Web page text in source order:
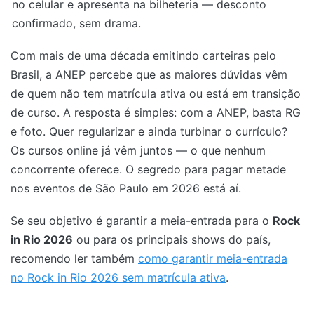
no celular e apresenta na bilheteria — desconto
confirmado, sem drama.
Com mais de uma década emitindo carteiras pelo
Brasil, a ANEP percebe que as maiores dúvidas vêm
de quem não tem matrícula ativa ou está em transição
de curso. A resposta é simples: com a ANEP, basta RG
e foto. Quer regularizar e ainda turbinar o currículo?
Os cursos online já vêm juntos — o que nenhum
concorrente oferece. O segredo para pagar metade
nos eventos de São Paulo em 2026 está aí.
Se seu objetivo é garantir a meia-entrada para o Rock
in Rio 2026 ou para os principais shows do país,
recomendo ler também como garantir meia-entrada
no Rock in Rio 2026 sem matrícula ativa.